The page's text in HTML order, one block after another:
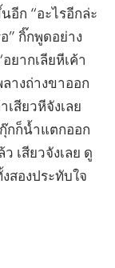
อีก “อะไรอีกล่ะ
” กิ๊กพูดอย่าง
ยากเลียหีเค้า
างถ่างขาออก
เสียวหีจังเลย
กก็น้ำแตกออก
เสียวจังเลย ดู
สองประทับใจ